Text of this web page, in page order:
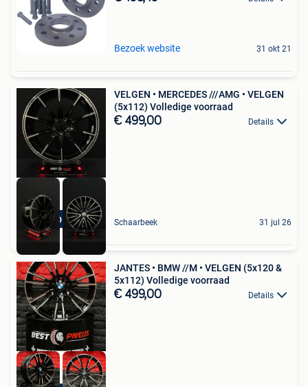
Bezoek website 31 okt 21
STOCK DISPONIBLE
VELGEN • MERCEDES ///AMG • VELGEN
(5x112) Volledige voorraad
€ 499,00 Details
Schaarbeek 31 jul 26
JANTES • BMW //M • VELGEN (5x120 &
5x112) Volledige voorraad
€ 499,00 Details